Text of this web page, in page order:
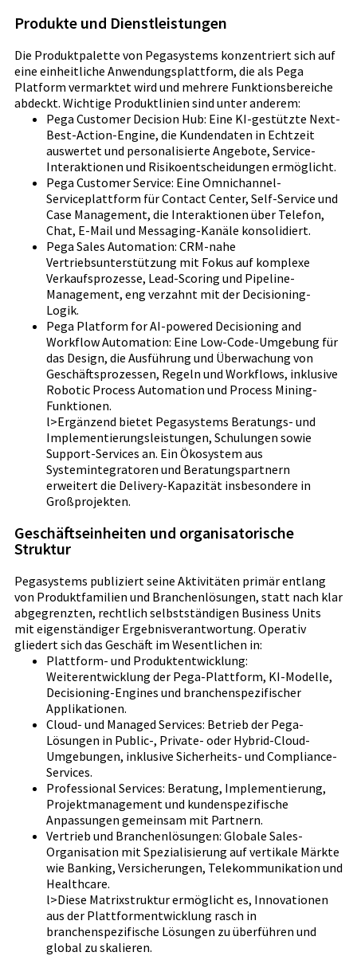
Produkte und Dienstleistungen
Die Produktpalette von Pegasystems konzentriert sich auf
eine einheitliche Anwendungsplattform, die als Pega
Platform vermarktet wird und mehrere Funktionsbereiche
abdeckt. Wichtige Produktlinien sind unter anderem:
Pega Customer Decision Hub: Eine KI-gestützte Next-
Best-Action-Engine, die Kundendaten in Echtzeit
auswertet und personalisierte Angebote, Service-
Interaktionen und Risikoentscheidungen ermöglicht.
Pega Customer Service: Eine Omnichannel-
Serviceplattform für Contact Center, Self-Service und
Case Management, die Interaktionen über Telefon,
Chat, E-Mail und Messaging-Kanäle konsolidiert.
Pega Sales Automation: CRM-nahe
Vertriebsunterstützung mit Fokus auf komplexe
Verkaufsprozesse, Lead-Scoring und Pipeline-
Management, eng verzahnt mit der Decisioning-
Logik.
Pega Platform for AI-powered Decisioning and
Workflow Automation: Eine Low-Code-Umgebung für
das Design, die Ausführung und Überwachung von
Geschäftsprozessen, Regeln und Workflows, inklusive
Robotic Process Automation und Process Mining-
Funktionen.
l>Ergänzend bietet Pegasystems Beratungs- und
Implementierungsleistungen, Schulungen sowie
Support-Services an. Ein Ökosystem aus
Systemintegratoren und Beratungspartnern
erweitert die Delivery-Kapazität insbesondere in
Großprojekten.
Geschäftseinheiten und organisatorische
Struktur
Pegasystems publiziert seine Aktivitäten primär entlang
von Produktfamilien und Branchenlösungen, statt nach klar
abgegrenzten, rechtlich selbstständigen Business Units
mit eigenständiger Ergebnisverantwortung. Operativ
gliedert sich das Geschäft im Wesentlichen in:
Plattform- und Produktentwicklung:
Weiterentwicklung der Pega-Plattform, KI-Modelle,
Decisioning-Engines und branchenspezifischer
Applikationen.
Cloud- und Managed Services: Betrieb der Pega-
Lösungen in Public-, Private- oder Hybrid-Cloud-
Umgebungen, inklusive Sicherheits- und Compliance-
Services.
Professional Services: Beratung, Implementierung,
Projektmanagement und kundenspezifische
Anpassungen gemeinsam mit Partnern.
Vertrieb und Branchenlösungen: Globale Sales-
Organisation mit Spezialisierung auf vertikale Märkte
wie Banking, Versicherungen, Telekommunikation und
Healthcare.
l>Diese Matrixstruktur ermöglicht es, Innovationen
aus der Plattformentwicklung rasch in
branchenspezifische Lösungen zu überführen und
global zu skalieren.